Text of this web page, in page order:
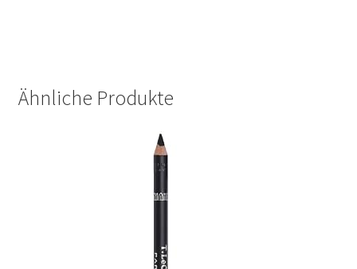
Ähnliche Produkte